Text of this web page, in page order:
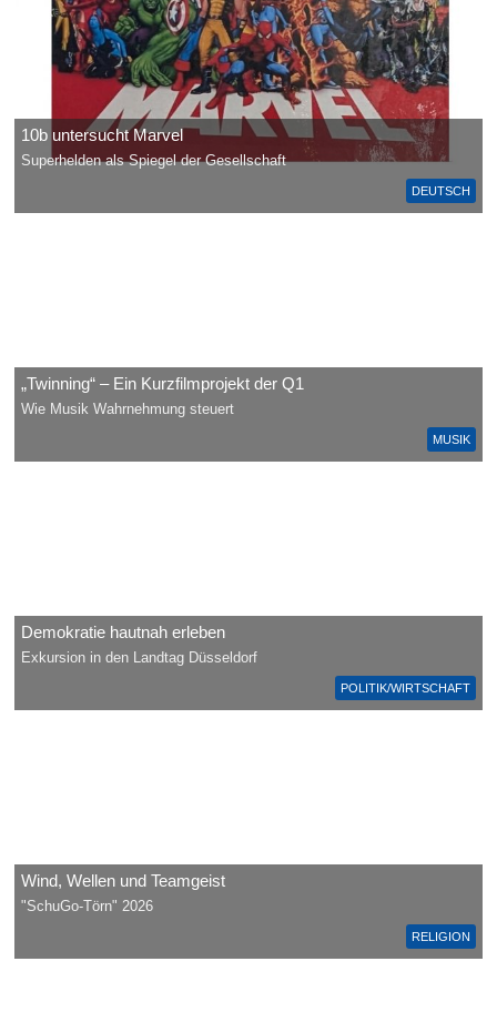
DEUTSCH
10b untersucht Marvel
Superhelden als Spiegel der Gesellschaft
MUSIK
„Twinning“ – Ein Kurzfilmprojekt der Q1
Wie Musik Wahrnehmung steuert
POLITIK/WIRTSCHAFT
Demokratie hautnah erleben
Exkursion in den Landtag Düsseldorf
RELIGION
Wind, Wellen und Teamgeist
"SchuGo-Törn" 2026